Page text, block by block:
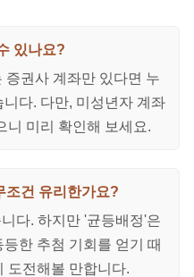
있나요?
증권사 계좌만 있다면 누
다. 다만, 미성년자 계좌
니 미리 확인해 보세요.
조건 유리한가요?
다. 하지만 '균등배정'은
한 추첨 기회를 얻기 때
도전해볼 만합니다.